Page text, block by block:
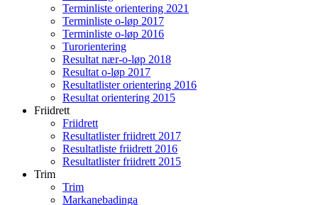
Terminliste orientering 2021
Terminliste o-løp 2017
Terminliste o-løp 2016
Turorientering
Resultat nær-o-løp 2018
Resultat o-løp 2017
Resultatlister orientering 2016
Resultat orientering 2015
Friidrett
Friidrett
Resultatlister friidrett 2017
Resultatliste friidrett 2016
Resultatlister friidrett 2015
Trim
Trim
Markanebadinga